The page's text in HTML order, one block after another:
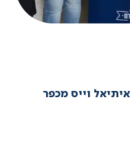
וייס מכפר